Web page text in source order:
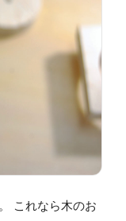
これなら木のお